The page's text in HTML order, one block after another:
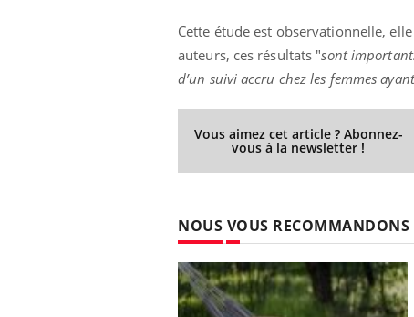
Cette étude est observationnelle,
auteurs, ces résultats "sont
d’un suivi accru chez les femmes
Vous aimez cet article ? Abonnez-
vous à la newsletter !
NOUS VOUS RECOMMANDONS